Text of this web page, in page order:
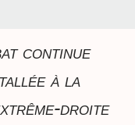
continue
à la
droite